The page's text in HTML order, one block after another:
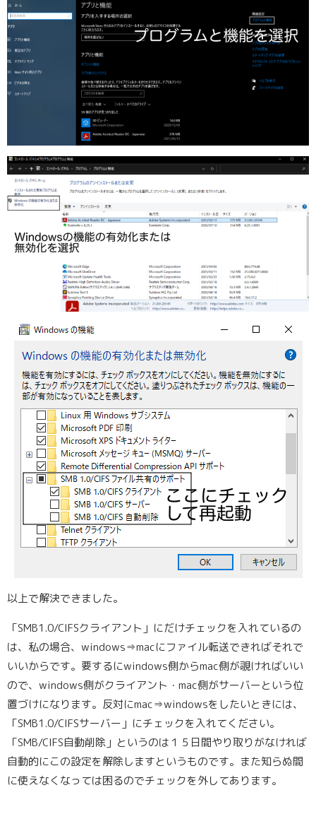
以上で解決できました。
「SMB1.0/CIFSクライアント」にだけチェックを入れているの
は、私の場合、windows⇒macにファイル転送できればそれで
いいからです。要するにwindows側からmac側が覗ければいい
ので、windows側がクライアント・mac側がサーバーという位
置づけになります。反対にmac⇒windowsをしたいときには、
「SMB1.0/CIFSサーバー」にチェックを入れてください。
「SMB/CIFS自動削除」というのは１５日間やり取りがなければ
自動的にこの設定を解除しますというものです。また知らぬ間
に使えなくなっては困るのでチェックを外してあります。